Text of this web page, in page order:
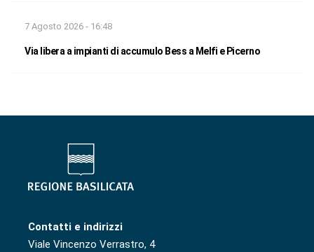
7 Agosto 2026 - 16:48
Via libera a impianti di accumulo Bess a Melfi e Picerno
Contatti e indirizzi
Viale Vincenzo Verrastro, 4